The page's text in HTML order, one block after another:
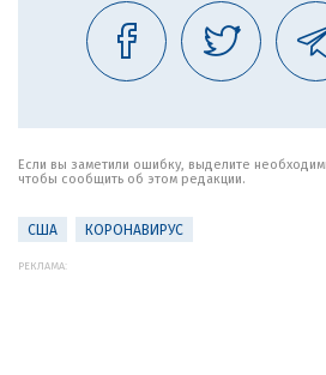
Если вы заметили ошибку, выделите
чтобы сообщить об этом редакции.
США КОРОНАВИРУС
РЕКЛАМА: